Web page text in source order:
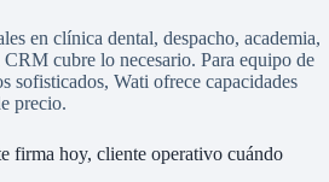
en clínica dental, despacho, academia,
cubre lo necesario. Para equipo de
sofisticados, Wati ofrece capacidades
precio.
firma hoy, cliente operativo cuándo